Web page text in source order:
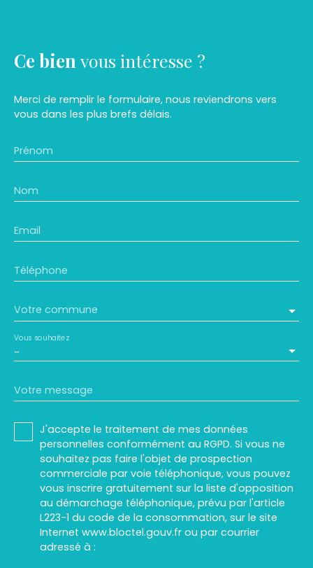
Ce bien vous intéresse ?
Merci de remplir le formulaire, nous reviendrons vers
vous dans les plus brefs délais.
Prénom
Nom
Email
Téléphone
Votre commune
-
Vous souhaitez
Votre message
J'accepte le traitement de mes données
personnelles conformément au RGPD. Si vous ne
souhaitez pas faire l'objet de prospection
commerciale par voie téléphonique, vous pouvez
vous inscrire gratuitement sur la liste d'opposition
au démarchage téléphonique, prévu par l'article
L223-1 du code de la consommation, sur le site
Internet www.bloctel.gouv.fr ou par courrier
adressé à :